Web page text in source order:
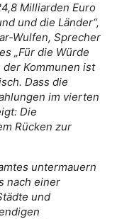
Milliarden Euro
und die Länder“,
Wulfen, Sprecher
„Für die Würde
der Kommunen ist
Dass die
im vierten
Die
Rücken zur
untermauern
nach einer
und